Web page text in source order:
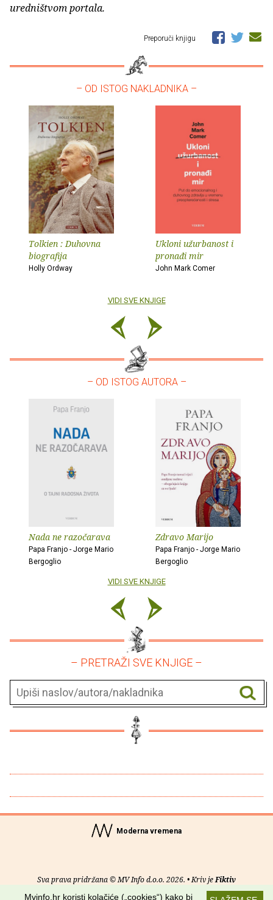
uredništvom portala.
Preporuči knjigu
– OD ISTOG NAKLADNIKA –
Tolkien : Duhovna
biografija
Holly Ordway
Ukloni užurbanost i
pronađi mir
John Mark Comer
VIDI SVE KNJIGE
– OD ISTOG AUTORA –
Nada ne razočarava
Papa Franjo - Jorge Mario
Bergoglio
Zdravo Marijo
Papa Franjo - Jorge Mario
Bergoglio
VIDI SVE KNJIGE
– PRETRAŽI SVE KNJIGE –
Moderna vremena
Sva prava pridržana © MV Info d.o.o. 2026. • Kriv jeFiktiv
Mvinfo.hr koristi kolačiće („cookies“) kako bi